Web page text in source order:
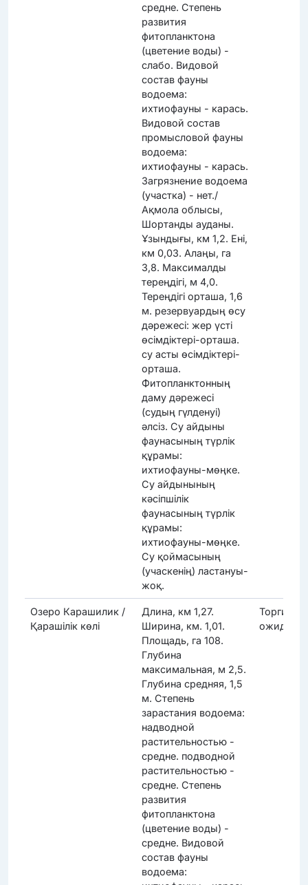
средне. Степень
развития
фитопланктона
(цветение воды) -
слабо. Видовой
состав фауны
водоема:
ихтиофауны - карась.
Видовой состав
промысловой фауны
водоема:
ихтиофауны - карась.
Загрязнение водоема
(участка) - нет./
Ақмола облысы,
Шортанды ауданы.
Ұзындығы, км 1,2. Ені,
км 0,03. Алаңы, га
3,8. Максималды
тереңдігі, м 4,0.
Тереңдігі орташа, 1,6
м. резервуардың өсу
дәрежесі: жер үсті
өсімдіктері-орташа.
су асты өсімдіктері-
орташа.
Фитопланктонның
даму дәрежесі
(судың гүлденуі)
әлсіз. Су айдыны
фаунасының түрлік
құрамы:
ихтиофауны-мөңке.
Су айдынының
кәсіпшілік
фаунасының түрлік
құрамы:
ихтиофауны-мөңке.
Су қоймасының
(учаскенің) ластануы-
жоқ.
Озеро Карашилик /
Қарашілік көлі
Длина, км 1,27.
Ширина, км. 1,01.
Площадь, га 108.
Глубина
максимальная, м 2,5.
Глубина средняя, 1,5
м. Степень
зарастания водоема:
надводной
растительностью -
средне. подводной
растительностью -
средне. Степень
развития
фитопланктона
(цветение воды) -
средне. Видовой
состав фауны
водоема:
Торги